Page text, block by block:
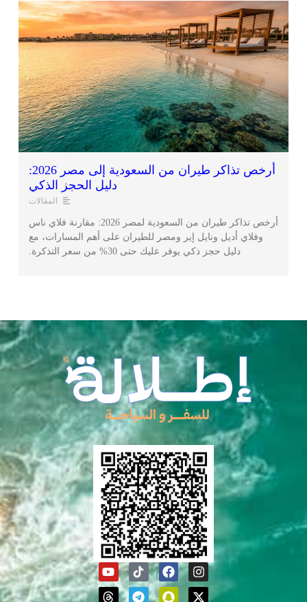
أرخص تذاكر طيران من السعودية إلى مصر 2026:
دليل الحجز الذكي
المقالات
أرخص تذاكر طيران من السعودية لمصر 2026: مقارنة فلاي ناس
وفلاي أديل ونايل إير ومصر للطيران على أهم المسارات، مع
دليل حجز ذكي يوفر عليك حتى 30% من سعر التذكرة.